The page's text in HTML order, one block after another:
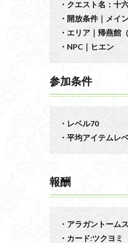
・クエスト名：十
・開放条件｜メイ
・エリア｜帰燕館
・NPC｜ヒエン
参加条件
・レベル70
・平均アイテムレ
報酬
・アラガントーム
・カード:ツクヨミ